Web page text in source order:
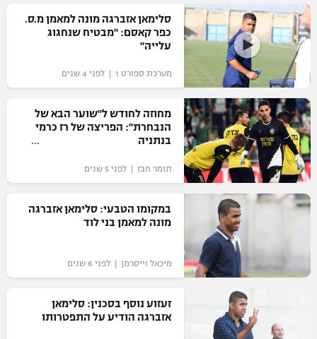
VOD
רץ ברשת
תוצאות
לוח שידורים
"מעל הליגה" – פודקאסט
גביע המדינה
נבחרת ישראל
מכבי חיפה
בית"ר ירושלים
מכבי תל אביב
הפועל תל אביב
הפועל חיפה
הפועל באר שבע
מכבי נתניה
בני יהודה
ליגה גרמנית
ליגה ספרדית
ליגה איטלקית
ליגה צרפתית
ליגה הולנדית
ליגה ברזילאית
ליגות נוספות
כדורסל נשים
מכבי תל אביב
הפועל חולון
הפועל ירושלים
דני אבדיה
NBA
יורוליג
יורוקאפ
ענפים נוספים
טניס
כדוריד
כדורעף
שחייה
ג'ודו
ספורט אולימפי
היאבקות WWE
סלימאן אזברגה מונה למאמן מ.ס.
כפר קאסם: "מבטיח שנחגוג
עלייה"
מערכת ספורט 1 | לפני 4 שנים
מחוזה לחודש ל"שוער הבא של
הנבחרת": הפריצה של רז כרמי
בנתניה
תומר חבז | לפני 5 שנים
במקומו הטבעי: סלימאן אזברגה
מונה למאמן בני לוד
מיכאל וייסרמן | לפני 6 שנים
זעזוע נוסף בסכנין: סלימאן
אזברגה הודיע על התפטרותו